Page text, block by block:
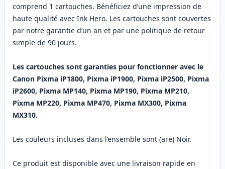
comprend 1 cartouches. Bénéficiez d’une impression de
haute qualité avec Ink Hero. Les cartouches sont couvertes
par notre garantie d’un an et par une politique de retour
simple de 90 jours.
Les cartouches sont garanties pour fonctionner avec le
Canon Pixma iP1800, Pixma iP1900, Pixma iP2500, Pixma
iP2600, Pixma MP140, Pixma MP190, Pixma MP210,
Pixma MP220, Pixma MP470, Pixma MX300, Pixma
MX310.
Les couleurs incluses dans l’ensemble sont (are) Noir.
Ce produit est disponible avec une livraison rapide en